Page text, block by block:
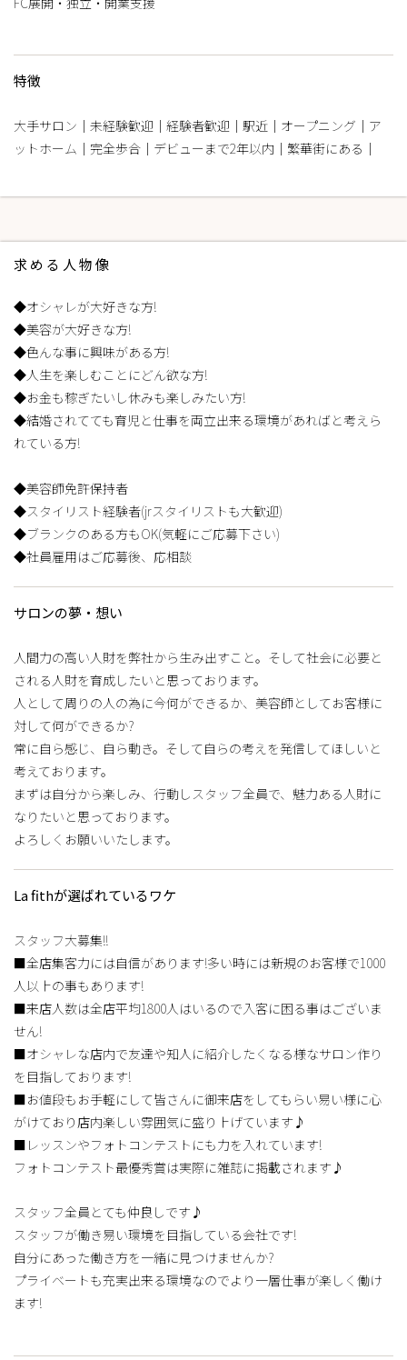
特徴
大手サロン｜未経験歓迎｜経験者歓迎｜駅近｜オープニング｜ア
ットホーム｜完全歩合｜デビューまで2年以内｜繁華街にある｜
求める人物像
◆オシャレが大好きな方!
◆美容が大好きな方!
◆色んな事に興味がある方!
◆人生を楽しむことにどん欲な方!
◆お金も稼ぎたいし休みも楽しみたい方!
◆結婚されてても育児と仕事を両立出来る環境があればと考えら
れている方!
◆美容師免許保持者
◆スタイリスト経験者(jrスタイリストも大歓迎)
◆ブランクのある方もOK(気軽にご応募下さい)
◆社員雇用はご応募後、応相談
サロンの夢・想い
人間力の高い人財を弊社から生み出すこと。そして社会に必要と
される人財を育成したいと思っております。
人として周りの人の為に今何ができるか、美容師としてお客様に
対して何ができるか?
常に自ら感じ、自ら動き。そして自らの考えを発信してほしいと
考えております。
まずは自分から楽しみ、行動しスタッフ全員で、魅力ある人財に
なりたいと思っております。
よろしくお願いいたします。
La fithが選ばれているワケ
スタッフ大募集!!
■全店集客力には自信があります!多い時には新規のお客様で1000
人以上の事もあります!
■来店人数は全店平均1800人はいるので入客に困る事はございま
せん!
■オシャレな店内で友達や知人に紹介したくなる様なサロン作り
を目指しております!
■お値段もお手軽にして皆さんに御来店をしてもらい易い様に心
がけており店内楽しい雰囲気に盛り上げています♪
■レッスンやフォトコンテストにも力を入れています!
フォトコンテスト最優秀賞は実際に雑誌に掲載されます♪
スタッフ全員とても仲良しです♪
スタッフが働き易い環境を目指している会社です!
自分にあった働き方を一緒に見つけませんか?
プライベートも充実出来る環境なのでより一層仕事が楽しく働け
ます!